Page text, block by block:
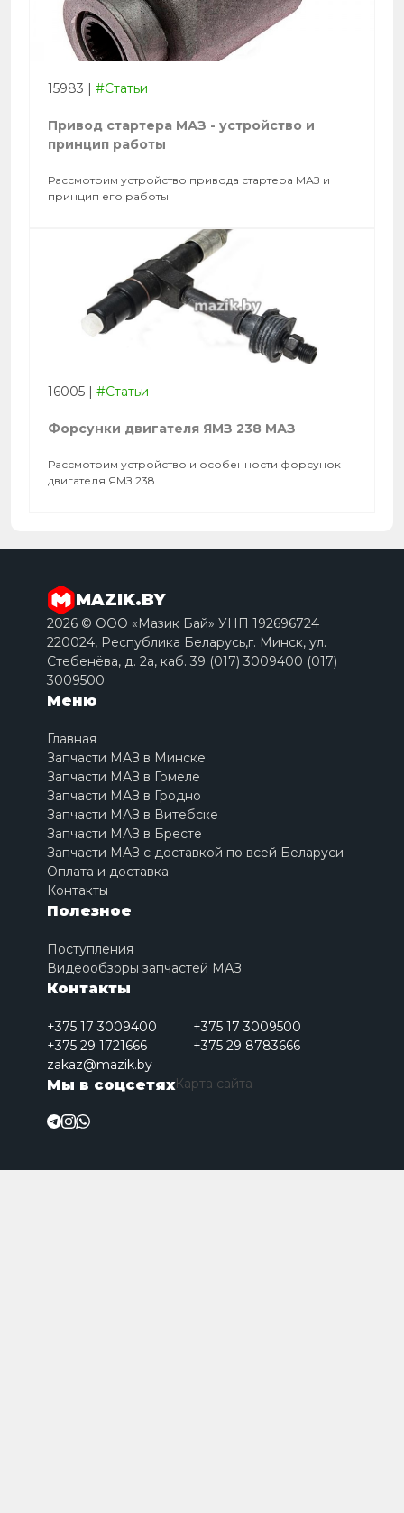
15983 | #Статьи
Привод стартера МАЗ - устройство и
принцип работы
Рассмотрим устройство привода стартера МАЗ и
принцип его работы
16005 | #Статьи
Форсунки двигателя ЯМЗ 238 МАЗ
Рассмотрим устройство и особенности форсунок
двигателя ЯМЗ 238
MAZIK.BY
2026 © ООО «Мазик Бай» УНП 192696724
220024, Республика Беларусь,г. Минск, ул.
Стебенёва, д. 2a, каб. 39 (017) 3009400 (017)
3009500
Меню
Главная
Запчасти МАЗ в Минске
Запчасти МАЗ в Гомеле
Запчасти МАЗ в Гродно
Запчасти МАЗ в Витебске
Запчасти МАЗ в Бресте
Запчасти МАЗ с доставкой по всей Беларуси
Оплата и доставка
Контакты
Полезное
Поступления
Видеообзоры запчастей МАЗ
Контакты
+375 17 3009400
+375 17 3009500
+375 29 1721666
+375 29 8783666
zakaz@mazik.by
Мы в соцсетяхКарта сайта